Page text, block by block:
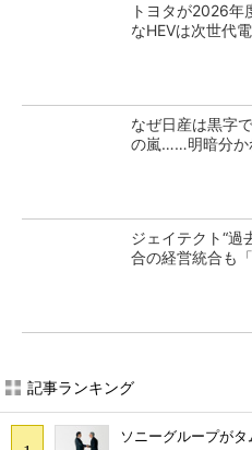
トヨタが2026年
なHEVは次世代
なぜ日産は黒字
の嵐……明暗分か
ジェイテクト“過
合の経営統合も
記事ランキング
ソニーグループが